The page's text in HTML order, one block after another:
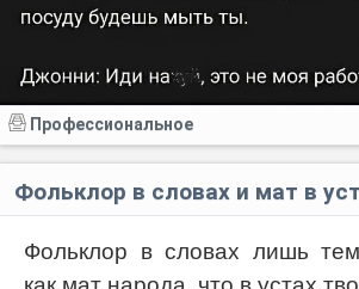
Профессиональное
Фольклор в словах и мат в
Фольклор в словах лишь